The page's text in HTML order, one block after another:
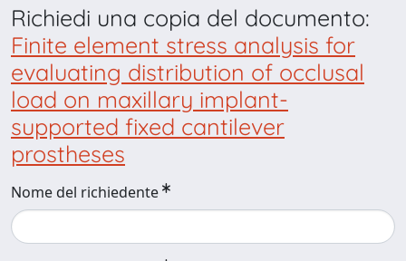
Richiedi una copia del documento:
Finite element stress analysis for
evaluating distribution of occlusal
load on maxillary implant-
supported fixed cantilever
prostheses
Nome del richiedente